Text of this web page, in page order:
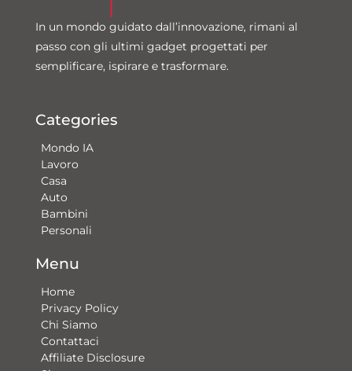
In un mondo guidato dall’innovazione, rimani al
passo con gli ultimi gadget progettati per
semplificare, ispirare e trasformare.
Categories
Mondo IA
Lavoro
Casa
Auto
Bambini
Personali
Menu
Home
Privacy Policy
Chi Siamo
Contattaci​
Affiliate Disclosure